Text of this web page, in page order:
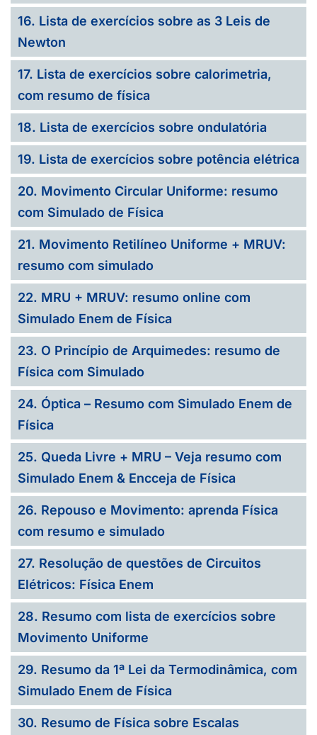
16. Lista de exercícios sobre as 3 Leis de
Newton
17. Lista de exercícios sobre calorimetria,
com resumo de física
18. Lista de exercícios sobre ondulatória
19. Lista de exercícios sobre potência elétrica
20. Movimento Circular Uniforme: resumo
com Simulado de Física
21. Movimento Retilíneo Uniforme + MRUV:
resumo com simulado
22. MRU + MRUV: resumo online com
Simulado Enem de Física
23. O Princípio de Arquimedes: resumo de
Física com Simulado
24. Óptica – Resumo com Simulado Enem de
Física
25. Queda Livre + MRU – Veja resumo com
Simulado Enem & Encceja de Física
26. Repouso e Movimento: aprenda Física
com resumo e simulado
27. Resolução de questões de Circuitos
Elétricos: Física Enem
28. Resumo com lista de exercícios sobre
Movimento Uniforme
29. Resumo da 1ª Lei da Termodinâmica, com
Simulado Enem de Física
30. Resumo de Física sobre Escalas